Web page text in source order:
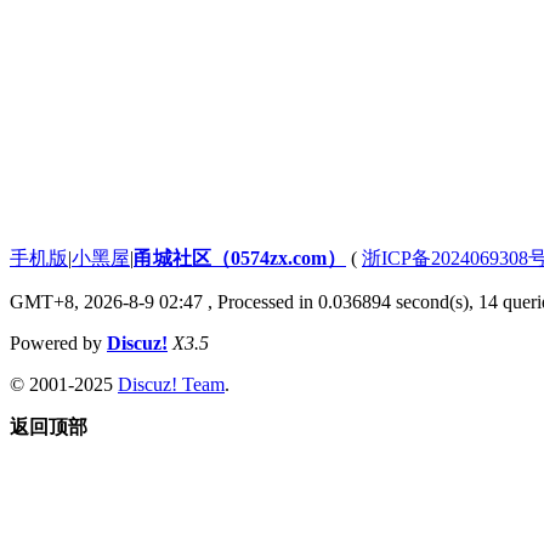
手机版|小黑屋|甬城社区（0574zx.com） ( 浙ICP备2024069308
GMT+8, 2026-8-9 02:47 , Processed in 0.036894 second(s), 14
Powered by Discuz! X3.5
© 2001-2025 Discuz! Team.
返回顶部